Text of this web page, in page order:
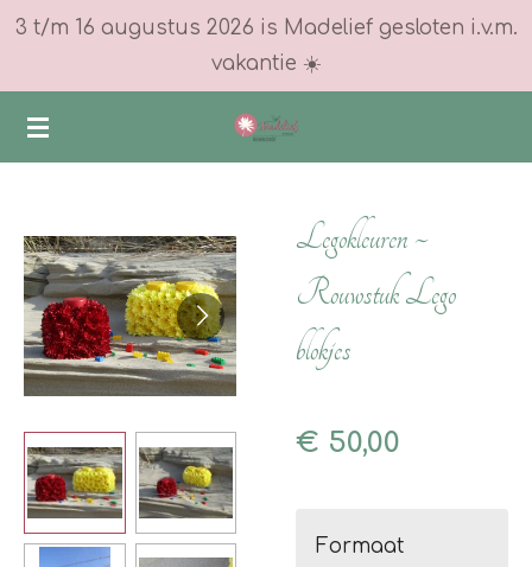
Ga
naar
de
hoofdinhoud
3 t/m 16 augustus 2026 is Madelief gesloten i.v.m.
vakantie ☀️
Legokleuren ~
Rouwstuk Lego
blokjes
€ 50,00
Formaat